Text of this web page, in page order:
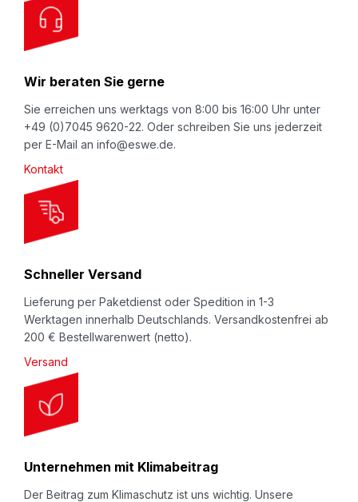
u
r
e
w
s
e
t
e
r
Wir beraten Sie gerne
Sie erreichen uns werktags von 8:00 bis 16:00 Uhr unter
+49 (0)7045 9620-22. Oder schreiben Sie uns jederzeit
per E-Mail an info@eswe.de.
Kontakt
Schneller Versand
Lieferung per Paketdienst oder Spedition in 1-3
Werktagen innerhalb Deutschlands. Versandkostenfrei ab
200 € Bestellwarenwert (netto).
Versand
Unternehmen mit Klimabeitrag
Der Beitrag zum Klimaschutz ist uns wichtig. Unsere